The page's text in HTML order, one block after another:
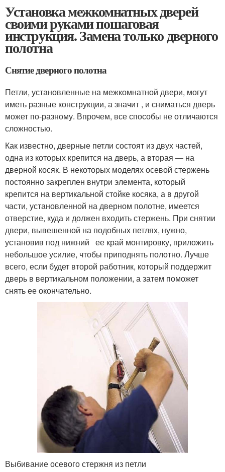
Установка межкомнатных дверей
своими руками пошаговая
инструкция. Замена только дверного
полотна
Снятие дверного полотна
Петли, установленные на межкомнатной двери, могут
иметь разные конструкции, а значит , и сниматься дверь
может по-разному. Впрочем, все способы не отличаются
сложностью.
Как известно, дверные петли состоят из двух частей,
одна из которых крепится на дверь, а вторая — на
дверной косяк. В некоторых моделях осевой стержень
постоянно закреплен внутри элемента, который
крепится на вертикальной стойке косяка, а в другой
части, установленной на дверном полотне, имеется
отверстие, куда и должен входить стержень. При снятии
двери, вывешенной на подобных петлях, нужно,
установив под нижний ее край монтировку, приложить
небольшое усилие, чтобы приподнять полотно. Лучше
всего, если будет второй работник, который поддержит
дверь в вертикальном положении, а затем поможет
снять ее окончательно.
Выбивание осевого стержня из петли